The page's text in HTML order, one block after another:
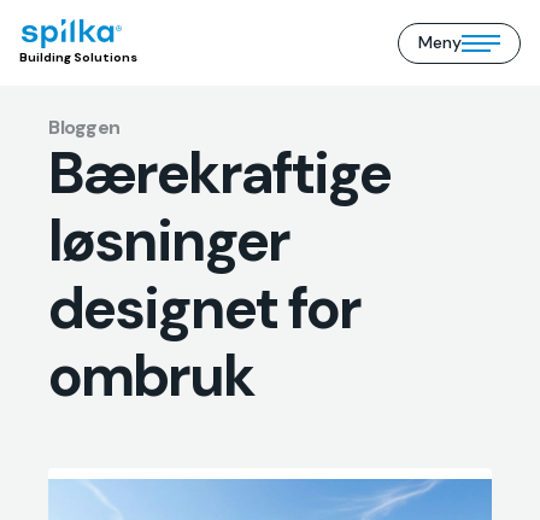
Building
Building Solutions
Meny
Open/close
Bloggen
Bærekraftige
løsninger
designet for
ombruk